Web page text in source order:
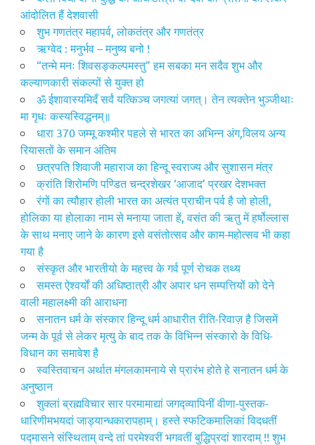
आंदोलित हैं देशवासी
शुभ गणतंत्र महापर्व, लोकतंत्र और गणतंत्र
ऋग्वेद : मनुर्भ‌व – मनुष्य बनो !
“तन्मे मनः शिवसङ्कल्पमस्तु” हम सबका मन सदैव शुभ और
कल्याणकारी संकल्पों से युक्त हो
ॐ ईशावास्यमिदँ सर्वं यत्किञ्च जगत्यां जगत्। तेन त्यक्तेन भुञ्जीथाः
मा गृधः कस्यस्विद्धनम्॥
धारा 370 जम्मू कश्मीर पहले से भारत का अभिन्न अंग,विलय अन्य
रियासतों के समान अंतिम
छत्रपति शिवाजी महाराज का हिन्दू स्वराज्य और सुशासन मंत्र
क्रांति शिरोमणि पण्डित चन्द्रशेखर ‘आजाद’ प्रखर देशभक्त
रंगों का त्यौहार होली भारत का अत्यंत प्राचीन पर्व है जो होली,
होलिका या होलाका नाम से मनाया जाता हें, वसंत की ऋतु में हर्षोल्लास
के साथ मनाए जाने के कारण इसे वसंतोत्सव और काम-महोत्सव भी कहा
गया है
संस्कृत और भारतीयो के महत्त्व के गर्व पूर्ण रोचक तथ्य
समस्त ऐश्वर्यों की अधिष्ठात्री और अपार धन सम्पत्तियों को देने
वाली महालक्ष्मी की आराधना
सनातन धर्म के संस्कार हिन्दू धर्म आधारीत रीति-रिवाज़ है जिसमें
जन्म के पूर्व से लेकर मृत्यु के बाद तक के विभिन्न संस्कारो के विधि-
विधान का समावेश है
स्वस्तिवाचन अर्थात मंगलकामनाये से प्रारंभ होते हे सनातन धर्म के
अनुष्ठान
शुक्लां ब्रह्मविचार सार परमामाद्यां जगद्व्यापिनीं वीणा-पुस्तक-
धारिणीमभयदां जाड्यान्धकारापहाम्‌। हस्ते स्फटिकमालिकां विदधतीं
पद्मासने संस्थिताम्‌ वन्दे तां परमेश्वरीं भगवतीं बुद्धिप्रदां शारदाम्‌ !! शुभ